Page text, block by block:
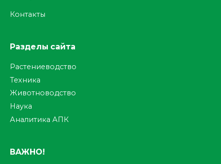
Контакты
Разделы сайта
Растениеводство
Техника
Животноводство
Наука
Аналитика АПК
ВАЖНО!